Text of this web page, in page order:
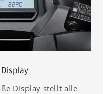
Display stellt alle